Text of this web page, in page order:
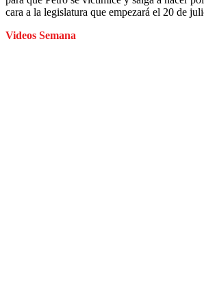
cara a la legislatura que empezará el 20 de
Videos Semana